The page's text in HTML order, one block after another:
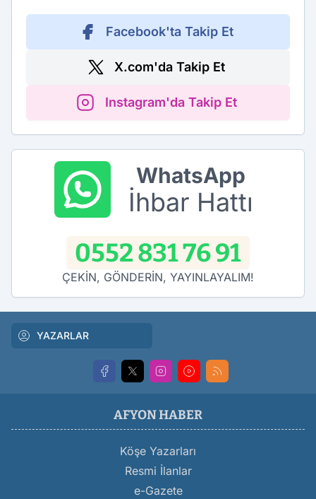
Facebook'ta Takip Et
X.com'da Takip Et
Instagram'da Takip Et
WhatsApp
İhbar Hattı
0552 831 76 91
ÇEKİN, GÖNDERİN, YAYINLAYALIM!
YAZARLAR
AFYON HABER
Köşe Yazarları
Resmi İlanlar
e-Gazete